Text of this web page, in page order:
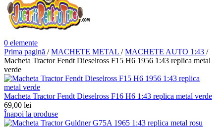
0 elemente
Prima pagină / MACHETE METAL / MACHETE AUTO 1:43 /
Macheta Tractor Fendt Dieselross F15 H6 1956 1:43 replica metal
verde
Macheta Tractor Fendt Dieselross F16 H6 1:43 replica metal verde
69,00 lei
Înapoi la produse